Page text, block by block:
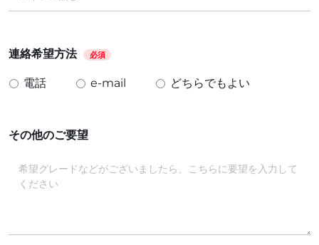
連絡希望方法 必須
電話 e-mail どちらでもよい
その他のご要望